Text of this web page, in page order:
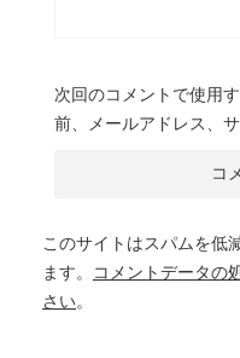
次回のコメントで使用
前、メールアドレス、
このサイトはスパムを低
ます。
コメントデータの
さい。